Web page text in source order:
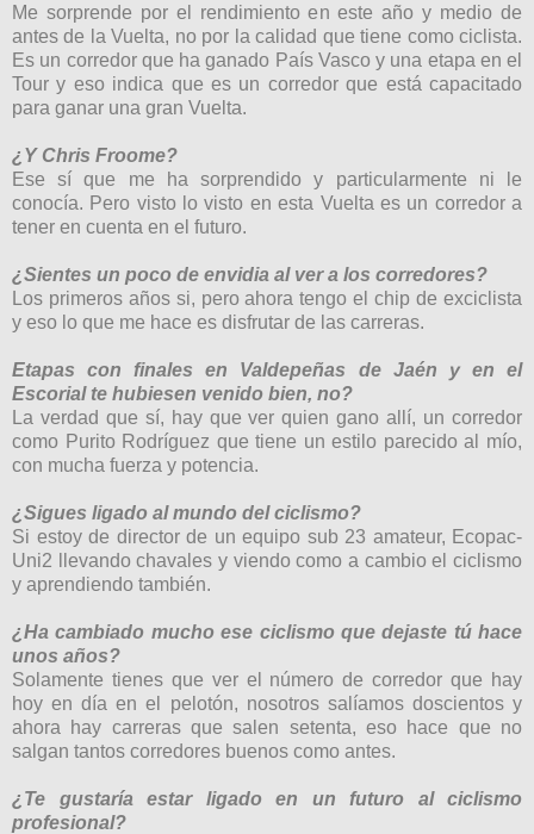
Me sorprende por el rendimiento en este año y medio de
antes de la Vuelta, no por la calidad que tiene como ciclista.
Es un corredor que ha ganado País Vasco y una etapa en el
Tour y eso indica que es un corredor que está capacitado
para ganar una gran Vuelta.
¿Y Chris Froome?
Ese sí que me ha sorprendido y particularmente ni le
conocía. Pero visto lo visto en esta Vuelta es un corredor a
tener en cuenta en el futuro.
¿Sientes un poco de envidia al ver a los corredores?
Los primeros años si, pero ahora tengo el chip de exciclista
y eso lo que me hace es disfrutar de las carreras.
Etapas con finales en Valdepeñas de Jaén y en el
Escorial te hubiesen venido bien, no?
La verdad que sí, hay que ver quien gano allí, un corredor
como Purito Rodríguez que tiene un estilo parecido al mío,
con mucha fuerza y potencia.
¿Sigues ligado al mundo del ciclismo?
Si estoy de director de un equipo sub 23 amateur, Ecopac-
Uni2 llevando chavales y viendo como a cambio el ciclismo
y aprendiendo también.
¿Ha cambiado mucho ese ciclismo que dejaste tú hace
unos años?
Solamente tienes que ver el número de corredor que hay
hoy en día en el pelotón, nosotros salíamos doscientos y
ahora hay carreras que salen setenta, eso hace que no
salgan tantos corredores buenos como antes.
¿Te gustaría estar ligado en un futuro al ciclismo
profesional?